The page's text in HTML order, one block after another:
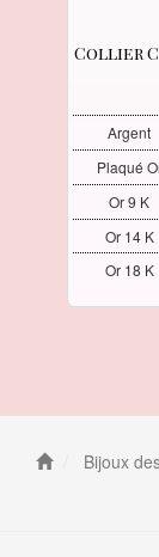
Collier
Argent
Plaqué
Or 9 K
Or 14 K
Or 18 K
Bijoux